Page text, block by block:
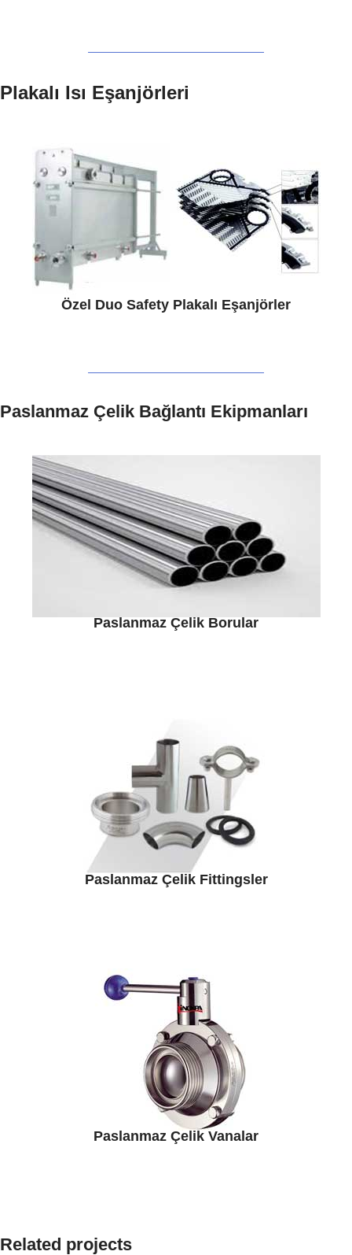
Plakalı Isı Eşanjörleri
Özel Duo Safety Plakalı Eşanjörler
Paslanmaz Çelik Bağlantı Ekipmanları
Paslanmaz Çelik Borular
Paslanmaz Çelik Fittingsler
Paslanmaz Çelik Vanalar
Related projects